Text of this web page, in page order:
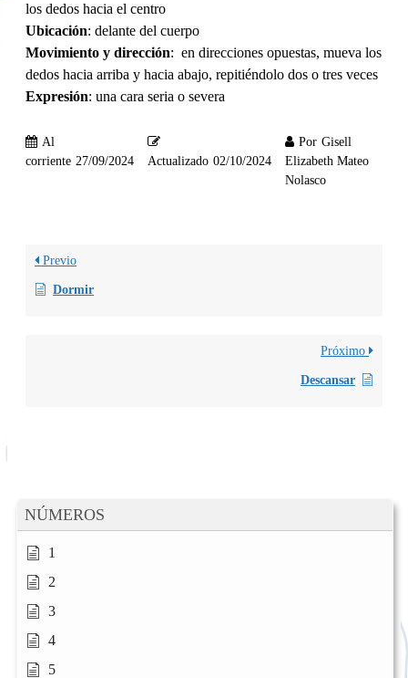
NÚMEROS
1
2
3
4
5
los dedos hacia el centro
Ubicación: delante del cuerpo
Movimiento y dirección: en direcciones opuestas, mueva los
dedos hacia arriba y hacia abajo, repitiéndolo dos o tres veces
Expresión: una cara seria o severa
Al
corriente 27/09/2024 Actualizado 02/10/2024
Por Gisell
Elizabeth Mateo
Nolasco
Previo
Dormir
Próximo
Descansar